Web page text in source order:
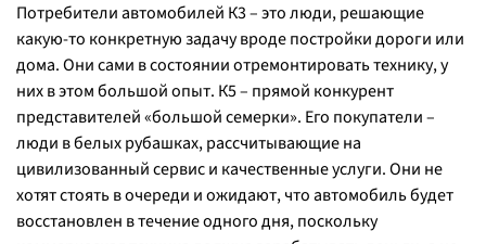
Потребители автомобилей К3 – это люди, решающие
какую-то конкретную задачу вроде постройки дороги или
дома. Они сами в состоянии отремонтировать технику, у
них в этом большой опыт. К5 – прямой конкурент
представителей «большой семерки». Его покупатели –
люди в белых рубашках, рассчитывающие на
цивилизованный сервис и качественные услуги. Они не
хотят стоять в очереди и ожидают, что автомобиль будет
восстановлен в течение одного дня, поскольку